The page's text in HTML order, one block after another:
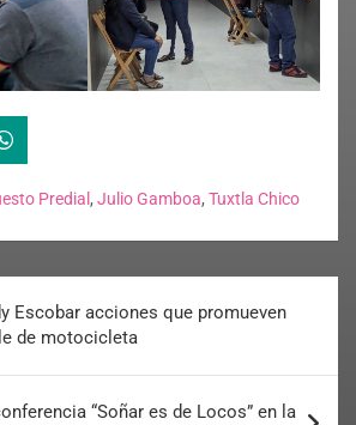
Predial , Julio Gamboa, Tuxtla Chico
Escobar acciones que promueven
de motocicleta
“Soñar es de Locos” en la